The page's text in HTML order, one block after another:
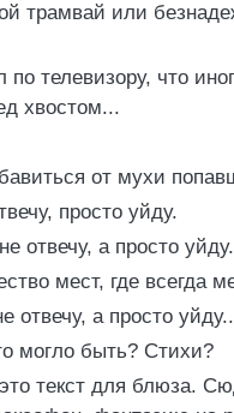
трамвай или
телевизору, что
хвостом...
от мухи
просто уйду.
отвечу, а просто уйду.
мест, где всегда
отвечу, а просто
могло быть? Стихи?
текст для блюза.